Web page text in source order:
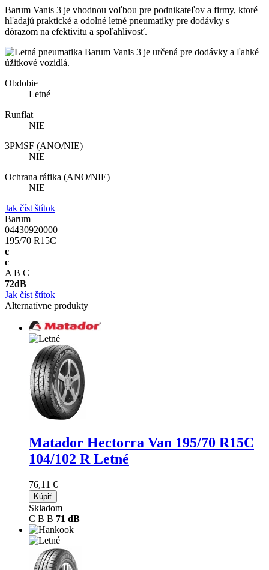
Barum Vanis 3 je vhodnou voľbou pre podnikateľov a firmy, ktoré
hľadajú praktické a odolné letné pneumatiky pre dodávky s
dôrazom na efektivitu a spoľahlivosť.
Obdobie
Letné
Runflat
NIE
3PMSF (ANO/NIE)
NIE
Ochrana ráfika (ANO/NIE)
NIE
Jak číst štítok
Barum
04430920000
195/70 R15C
c
c
A B C
72dB
Jak číst štítok
Alternatívne produkty
Matador Hectorra Van 195/70 R15C
104/102 R Letné
76,11 €
Kúpiť
Skladom
C B B 71 dB